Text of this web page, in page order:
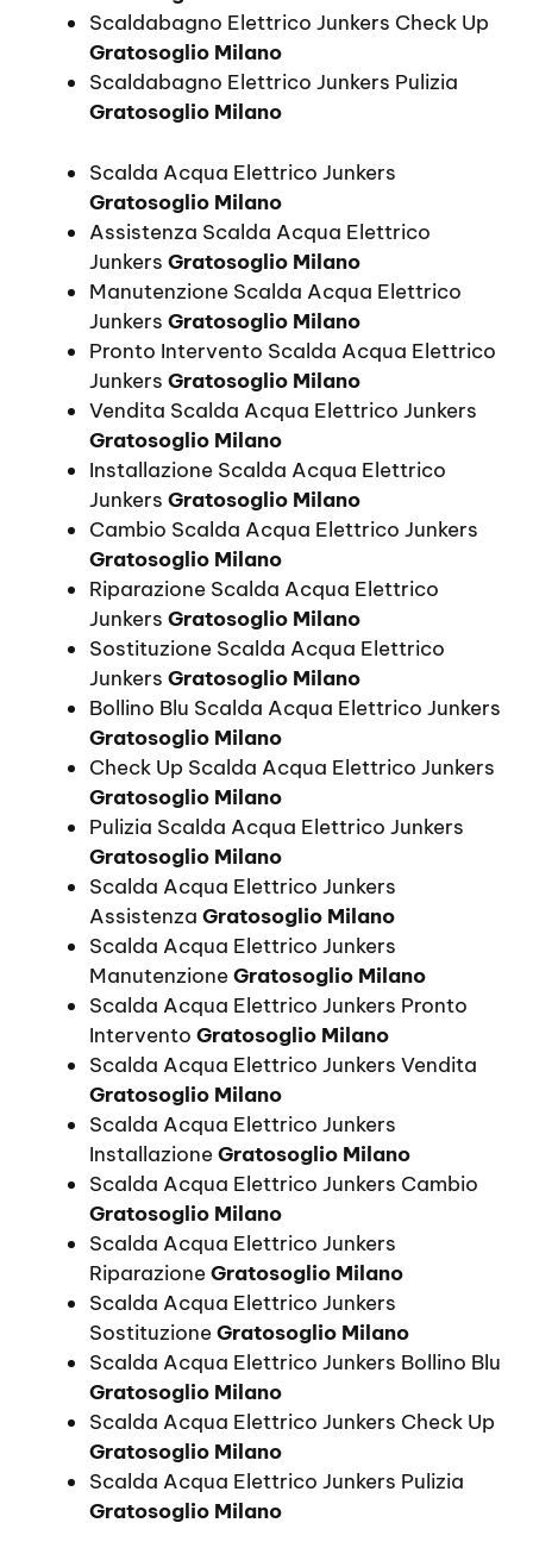
Scaldabagno Elettrico Junkers Check Up
Gratosoglio Milano
Scaldabagno Elettrico Junkers Pulizia
Gratosoglio Milano
Scalda Acqua Elettrico Junkers
Gratosoglio Milano
Assistenza Scalda Acqua Elettrico
Junkers Gratosoglio Milano
Manutenzione Scalda Acqua Elettrico
Junkers Gratosoglio Milano
Pronto Intervento Scalda Acqua Elettrico
Junkers Gratosoglio Milano
Vendita Scalda Acqua Elettrico Junkers
Gratosoglio Milano
Installazione Scalda Acqua Elettrico
Junkers Gratosoglio Milano
Cambio Scalda Acqua Elettrico Junkers
Gratosoglio Milano
Riparazione Scalda Acqua Elettrico
Junkers Gratosoglio Milano
Sostituzione Scalda Acqua Elettrico
Junkers Gratosoglio Milano
Bollino Blu Scalda Acqua Elettrico Junkers
Gratosoglio Milano
Check Up Scalda Acqua Elettrico Junkers
Gratosoglio Milano
Pulizia Scalda Acqua Elettrico Junkers
Gratosoglio Milano
Scalda Acqua Elettrico Junkers
Assistenza Gratosoglio Milano
Scalda Acqua Elettrico Junkers
ManutenzioneGratosoglio Milano
Scalda Acqua Elettrico Junkers Pronto
Intervento Gratosoglio Milano
Scalda Acqua Elettrico Junkers Vendita
Gratosoglio Milano
Scalda Acqua Elettrico Junkers
InstallazioneGratosoglio Milano
Scalda Acqua Elettrico Junkers Cambio
Gratosoglio Milano
Scalda Acqua Elettrico Junkers
RiparazioneGratosoglio Milano
Scalda Acqua Elettrico Junkers
SostituzioneGratosoglio Milano
Scalda Acqua Elettrico Junkers Bollino Blu
Gratosoglio Milano
Scalda Acqua Elettrico Junkers Check Up
Gratosoglio Milano
Scalda Acqua Elettrico Junkers Pulizia
Gratosoglio Milano